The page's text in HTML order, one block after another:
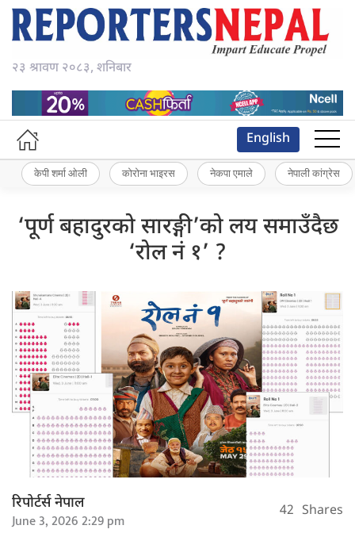
२३ श्रावण २०८३, शनिबार
English
केपी शर्मा ओली कोरोना भाइरस नेकपा एमाले नेपाली कांग्रेस
‘पूर्ण बहादुरको सारङ्गी’को लय समाउँदैछ
‘रोल नं १’ ?
रिपोर्टर्स नेपाल
June 3, 2026 2:29 pm 42 Shares